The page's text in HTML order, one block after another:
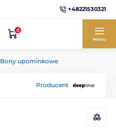
+48221530321
0
Menu
Bony upominkowe
Producent